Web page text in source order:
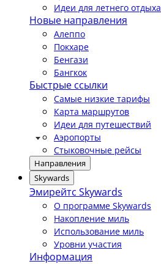
Идеи для летнего отдыха
Новые направления
Алеппо
Покхаре
Бенгази
Бангкок
Быстрые ссылки
Самые низкие тарифы
Карта маршрутов
Идеи для путешествий
Аэропорты
Стыковочные рейсы
Направления
Skywards
Эмирейтс Skywards
О программе Skywards
Накопление миль
Использование миль
Уровни участия
Информация